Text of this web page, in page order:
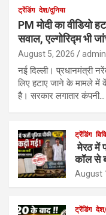
ट्रेंडिंग देश/दुनिया
PM मोदी का
सवाल, एल्गोरिद्म भी
August 5, 2026
नई दिल्ली। प्रधानमंत्री
लिए हटाए जाने के मामले
है। सरकार लगातार कंपनी…
ट्रेंडिंग
मेरठ में
कॉल से
August
ट्रेंडिंग देश/